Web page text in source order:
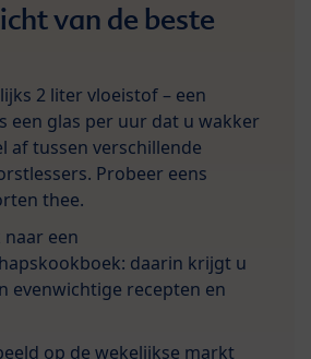
van de beste
2 liter vloeistof – een
een glas per uur dat u wakker
af tussen verschillende
Probeer eens
thee.
naar een
daarin krijgt u
evenwichtige recepten en
op de wekelijkse markt